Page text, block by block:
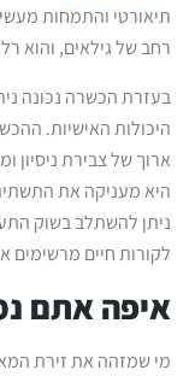
תיאורטי והתמחות
רחב של גילאים, והוא
בעזרת הכשרה נכונה
היכולות האישיות.
ארוך של צבירת ניסיון
היא מעניקה את
ניתן להשתלב בשוק
לקורות חיים מרשימים
איפה אתם
מי שמזהה את זירת